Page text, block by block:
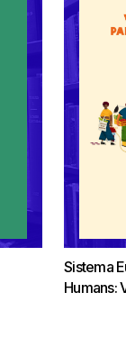
Sistema
Humans: